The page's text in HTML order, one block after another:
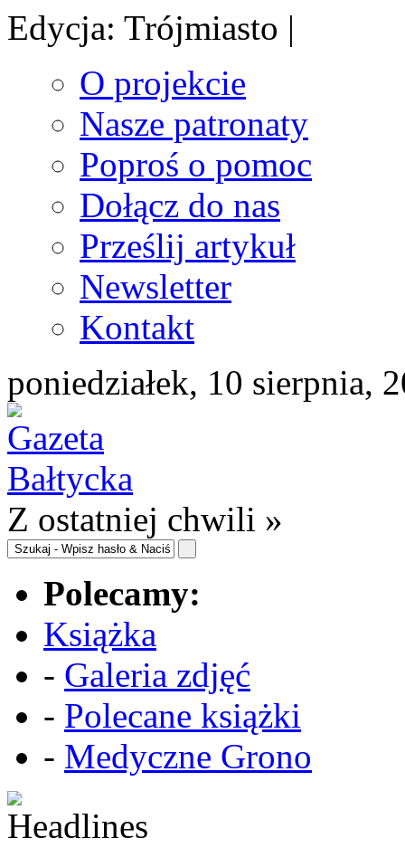
Edycja: Trójmiasto |
O projekcie
Nasze patronaty
Poproś o pomoc
Dołącz do nas
Prześlij artykuł
Newsletter
Kontakt
poniedziałek, 10 sierpnia,
Z ostatniej chwili »
Polecamy:
Książka
- Galeria zdjęć
- Polecane książki
- Medyczne Grono